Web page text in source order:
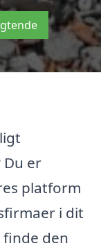
er
platform
i dit
den